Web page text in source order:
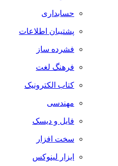
حسابداری
پشتیبان اطلاعات
فشرده ساز
فرهنگ لغت
کتاب الکترونیک
مهندسی
فایل و دیسک
سخت افزار
ابزار لینوکس